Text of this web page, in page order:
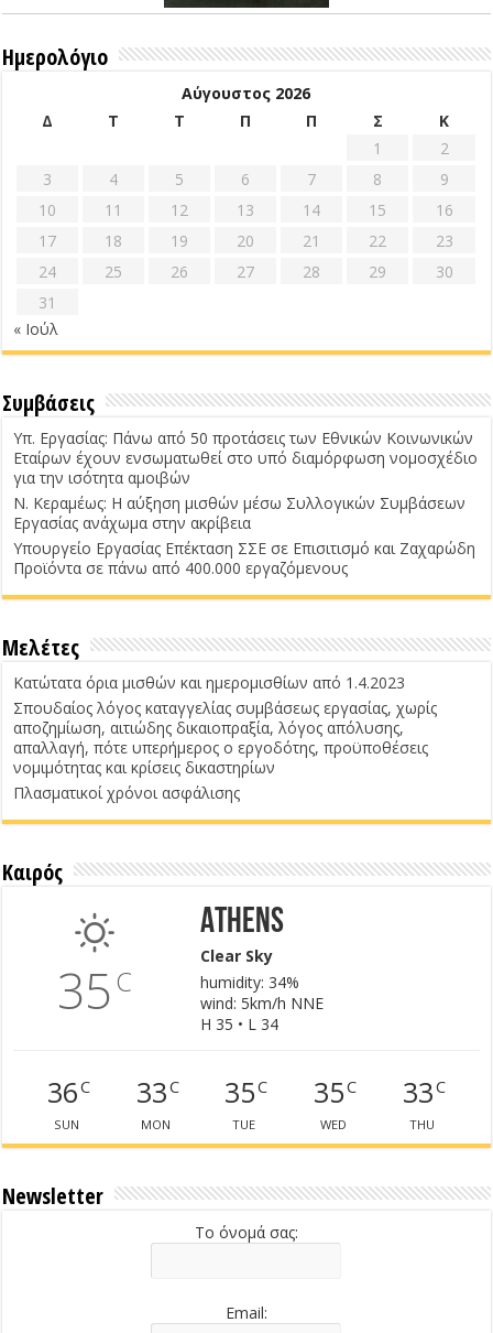
Ημερολόγιο
Αύγουστος 2026
Δ
Τ Τ Π Π Σ
Κ
1
2
3
4 5 6 7 8
9
10
11 12 13 14 15
16
17
18 19 20 21 22
23
24
25 26 27 28 29
30
31
« Ιούλ
Συμβάσεις
Υπ. Εργασίας: Πάνω από 50 προτάσεις των Εθνικών Κοινωνικών
Εταίρων έχουν ενσωματωθεί στο υπό διαμόρφωση νομοσχέδιο
για την ισότητα αμοιβών
Ν. Κεραμέως: Η αύξηση μισθών μέσω Συλλογικών Συμβάσεων
Εργασίας ανάχωμα στην ακρίβεια
Υπουργείο Εργασίας Επέκταση ΣΣΕ σε Επισιτισμό και Ζαχαρώδη
Προϊόντα σε πάνω από 400.000 εργαζόμενους
Μελέτες
Κατώτατα όρια μισθών και ημερομισθίων από 1.4.2023
Σπουδαίος λόγος καταγγελίας συμβάσεως εργασίας, χωρίς
αποζημίωση, αιτιώδης δικαιοπραξία, λόγος απόλυσης,
απαλλαγή, πότε υπερήμερος ο εργοδότης, προϋποθέσεις
νομιμότητας και κρίσεις δικαστηρίων
Πλασματικοί χρόνοι ασφάλισης
Καιρός
35C
Athens
Clear Sky
humidity: 34%
wind: 5km/h NNE
H 35 • L 34
36C
SUN
33C
MON
35C
TUE
35C
WED
33C
THU
Newsletter
Το όνομά σας:
Email: